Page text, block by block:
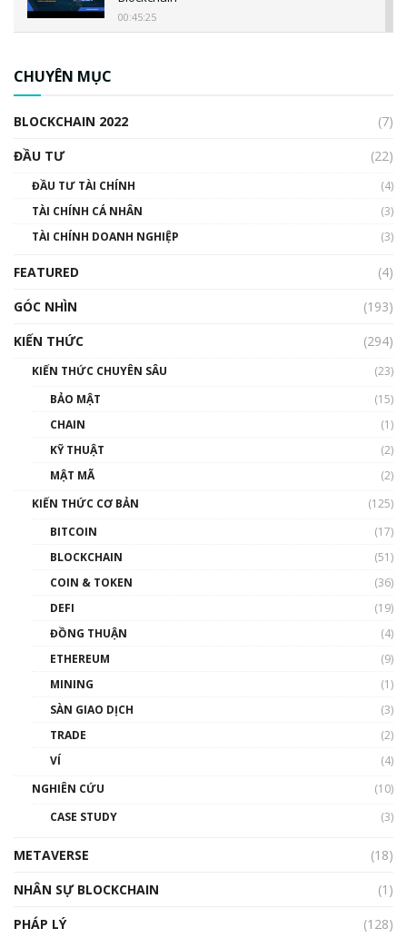
00:45:25
00:02:14
Nhìn lại năm 2022: Những sự kiện ảnh hưởng
đến hệ sinh thái tiền mã hoá | Phổ cập
00:43:47
như thể nào?
00:39:31
Phổ cập Blockchain
thống & Crypto qua các cuộc chiến | Phổ cập
01:32:59
CHUYÊN MỤC
BLOCKCHAIN 2022
(7)
ĐẦU TƯ
(22)
ĐẦU TƯ TÀI CHÍNH
(4)
TÀI CHÍNH CÁ NHÂN
(3)
TÀI CHÍNH DOANH NGHIỆP
(3)
FEATURED
(4)
GÓC NHÌN
(193)
KIẾN THỨC
(294)
KIẾN THỨC CHUYÊN SÂU
(23)
BẢO MẬT
(15)
CHAIN
(1)
KỸ THUẬT
(2)
MẬT MÃ
(2)
KIẾN THỨC CƠ BẢN
(125)
BITCOIN
(17)
BLOCKCHAIN
(51)
COIN & TOKEN
(36)
DEFI
(19)
ĐỒNG THUẬN
(4)
ETHEREUM
(9)
MINING
(1)
SÀN GIAO DỊCH
(3)
TRADE
(2)
VÍ
(4)
NGHIÊN CỨU
(10)
CASE STUDY
(3)
METAVERSE
(18)
NHÂN SỰ BLOCKCHAIN
(1)
PHÁP LÝ
(128)